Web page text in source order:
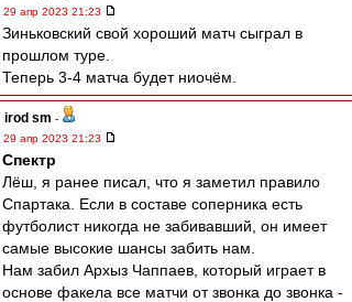
29 апр 2023 21:23
Зиньковский свой хороший матч сыграл в
прошлом туре.
Теперь 3-4 матча будет ниочём.
irod sm -
29 апр 2023 21:23
Спектр
Лёш, я ранее писал, что я заметил правило
Спартака. Если в составе соперника есть
футболист никогда не забивавший, он имеет
самые высокие шансы забить нам.
Нам забил Архыз Чаппаев, который играет в
основе факела все матчи от звонка до звонка -